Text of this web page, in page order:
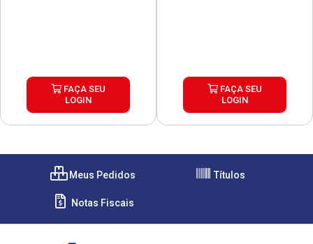
FAÇA SEU
LOGIN
FAÇA SEU
LOGIN
Meus Pedidos Títulos
Notas Fiscais